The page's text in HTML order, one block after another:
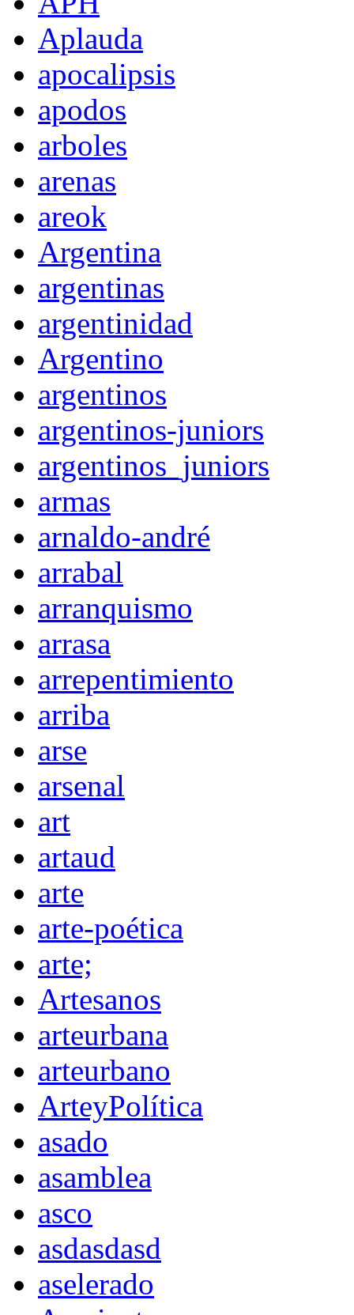
Aplauda
apocalipsis
apodos
arboles
arenas
areok
Argentina
argentinas
argentinidad
Argentino
argentinos
argentinos-juniors
argentinos_juniors
armas
arnaldo-andré
arrabal
arranquismo
arrasa
arrepentimiento
arriba
arse
arsenal
art
artaud
arte
arte-poética
arte;
Artesanos
arteurbana
arteurbano
ArteyPolítica
asado
asamblea
asco
asdasdasd
aselerado